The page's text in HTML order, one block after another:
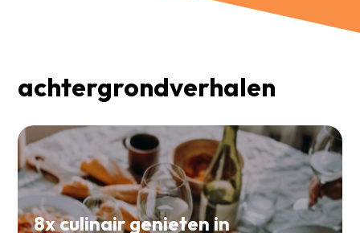
achtergrondverhalen
8x culinair genieten in